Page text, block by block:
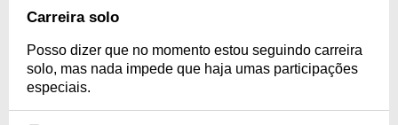
Carreira solo
Posso dizer que no momento estou seguindo carreira
solo, mas nada impede que haja umas participações
especiais.